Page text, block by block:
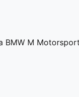
BMW M Motorsport